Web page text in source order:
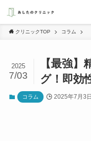
クリニックTOP コラム
【最強
グ！即効
2025
7/03
コラム 2025年7月3日